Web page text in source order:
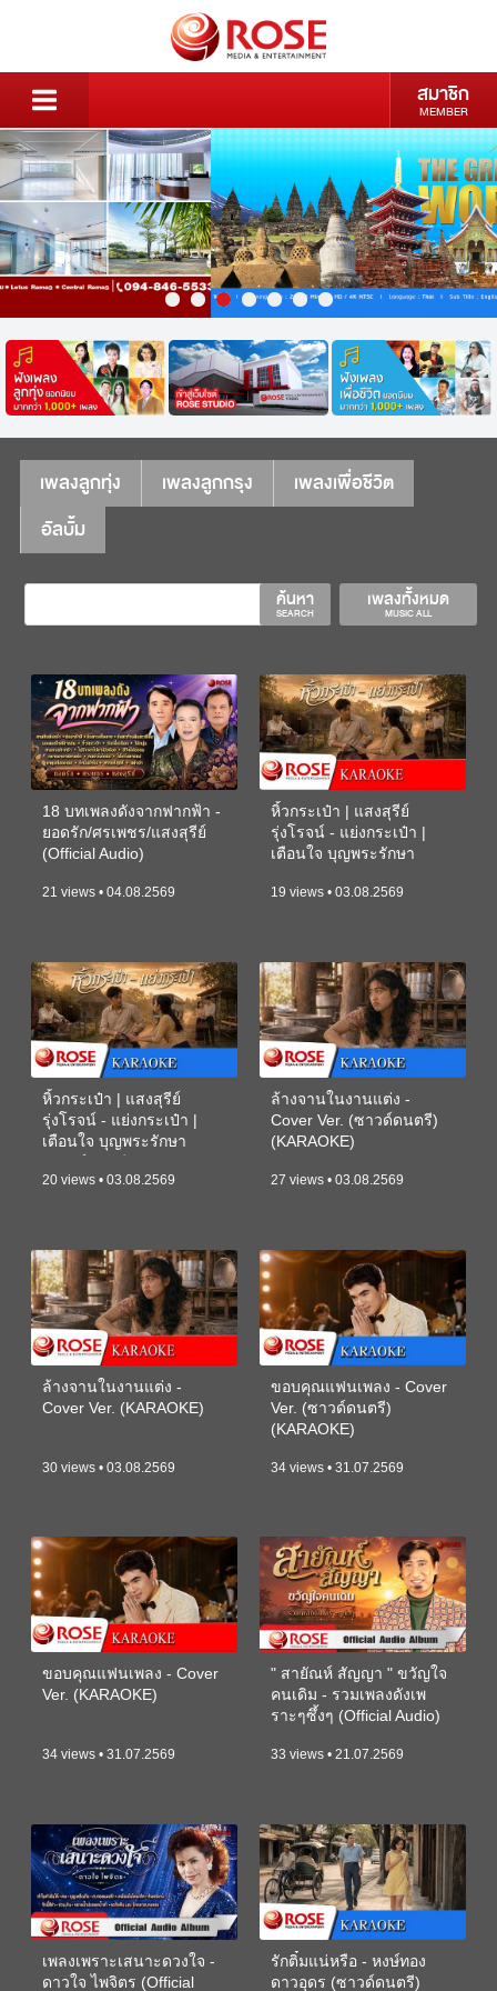
สมาชิก
MEMBER
เพลงลูกทุ่ง เพลงลูกกรุง
เพลงเพื่อชีวิต
อัลบั้ม
เพลงทั้งหมด
MUSIC ALL
ค้นหา
SEARCH
18 บทเพลงดังจากฟากฟ้า -
ยอดรัก/ศรเพชร/แสงสุรีย์
(Official Audio)
21 views • 04.08.2569
หิ้วกระเป๋า | แสงสุรีย์
รุ่งโรจน์ - แย่งกระเป๋า |
เตือนใจ บุญพระรักษา
19 views • 03.08.2569
หิ้วกระเป๋า | แสงสุรีย์
รุ่งโรจน์ - แย่งกระเป๋า |
เตือนใจ บุญพระรักษา
20 views • 03.08.2569
ล้างจานในงานแต่ง -
Cover Ver. (ซาวด์ดนตรี)
(KARAOKE)
27 views • 03.08.2569
ล้างจานในงานแต่ง -
Cover Ver. (KARAOKE)
30 views • 03.08.2569
ขอบคุณแฟนเพลง - Cover
Ver. (ซาวด์ดนตรี)
(KARAOKE)
34 views • 31.07.2569
ขอบคุณแฟนเพลง - Cover
Ver. (KARAOKE)
34 views • 31.07.2569
" สายัณห์ สัญญา " ขวัญใจ
คนเดิม - รวมเพลงดังเพ
ราะๆซึ้งๆ (Official Audio)
33 views • 21.07.2569
เพลงเพราะเสนาะดวงใจ -
ดาวใจ ไพจิตร (Official
รักติ๋มแน่หรือ - หงษ์ทอง
ดาวอุดร (ซาวด์ดนตรี)